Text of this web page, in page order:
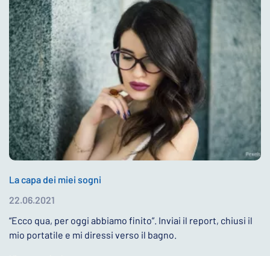
La capa dei miei sogni
22.06.2021
“Ecco qua, per oggi abbiamo finito”. Inviai il report, chiusi il
mio portatile e mi diressi verso il bagno.